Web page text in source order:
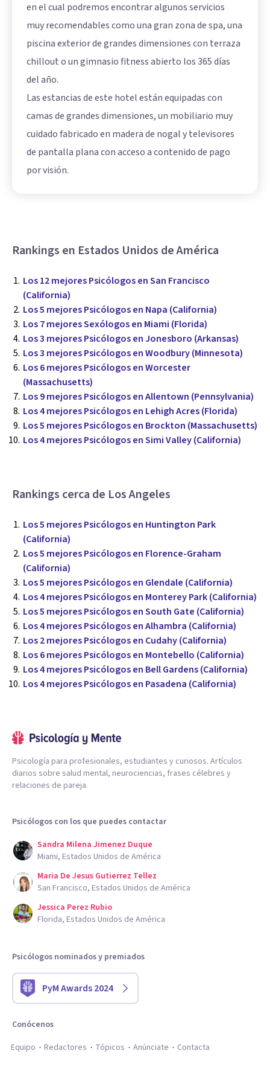
en el cual podremos encontrar algunos servicios
muy recomendables como una gran zona de spa, una
piscina exterior de grandes dimensiones con terraza
chillout o un gimnasio fitness abierto los 365 días
del año.
Las estancias de este hotel están equipadas con
camas de grandes dimensiones, un mobiliario muy
cuidado fabricado en madera de nogal y televisores
de pantalla plana con acceso a contenido de pago
por visión.
Rankings en Estados Unidos de América
Los 12 mejores Psicólogos en San Francisco
(California)
Los 5 mejores Psicólogos en Napa (California)
Los 7 mejores Sexólogos en Miami (Florida)
Los 3 mejores Psicólogos en Jonesboro (Arkansas)
Los 3 mejores Psicólogos en Woodbury (Minnesota)
Los 6 mejores Psicólogos en Worcester
(Massachusetts)
Los 9 mejores Psicólogos en Allentown (Pennsylvania)
Los 4 mejores Psicólogos en Lehigh Acres (Florida)
Los 5 mejores Psicólogos en Brockton (Massachusetts)
Los 4 mejores Psicólogos en Simi Valley (California)
Rankings cerca de Los Angeles
Los 5 mejores Psicólogos en Huntington Park
(California)
Los 5 mejores Psicólogos en Florence-Graham
(California)
Los 5 mejores Psicólogos en Glendale (California)
Los 4 mejores Psicólogos en Monterey Park (California)
Los 5 mejores Psicólogos en South Gate (California)
Los 4 mejores Psicólogos en Alhambra (California)
Los 2 mejores Psicólogos en Cudahy (California)
Los 6 mejores Psicólogos en Montebello (California)
Los 4 mejores Psicólogos en Bell Gardens (California)
Los 4 mejores Psicólogos en Pasadena (California)
Psicología para profesionales, estudiantes y curiosos. Artículos
diarios sobre salud mental, neurociencias, frases célebres y
relaciones de pareja.
Psicólogos con los que puedes contactar
Sandra Milena Jimenez Duque
Miami, Estados Unidos de América
Maria De Jesus Gutierrez Tellez
San Francisco, Estados Unidos de América
Jessica Perez Rubio
Florida, Estados Unidos de América
Psicólogos nominados y premiados
PyM Awards 2024
Conócenos
Equipo
Redactores Tópicos Anúnciate Contacta